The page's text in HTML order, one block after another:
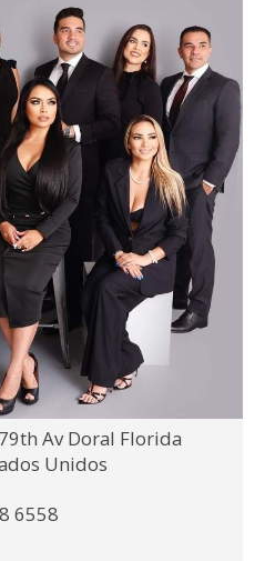
Av Doral Florida
Unidos
6558